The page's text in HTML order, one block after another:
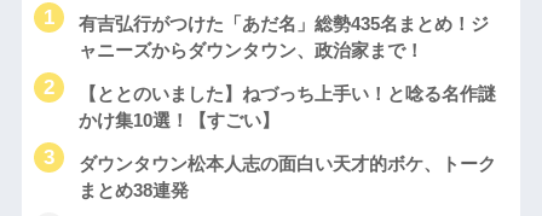
有吉弘行がつけた「あだ名」総勢435名まとめ！ジ
ャニーズからダウンタウン、政治家まで！
【ととのいました】ねづっち上手い！と唸る名作謎
かけ集10選！【すごい】
ダウンタウン松本人志の面白い天才的ボケ、トーク
まとめ38連発